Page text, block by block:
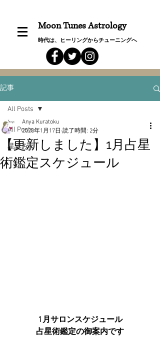
Moon Tunes Astrology
時代は、ヒーリングからチューニングへ
記事
All Posts
星詠み
All Posts
【更新しました】1月占星
術鑑定スケジュール
Anya Kuratoku
2020年1月17日 読了時間: 2分
1月サロンスケジュール
占星術鑑定の御案内です